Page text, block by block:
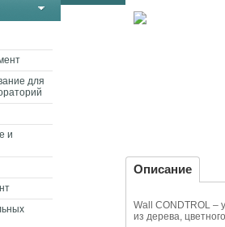
для
и
Описание
Wall CONDTROL –
из дерева,